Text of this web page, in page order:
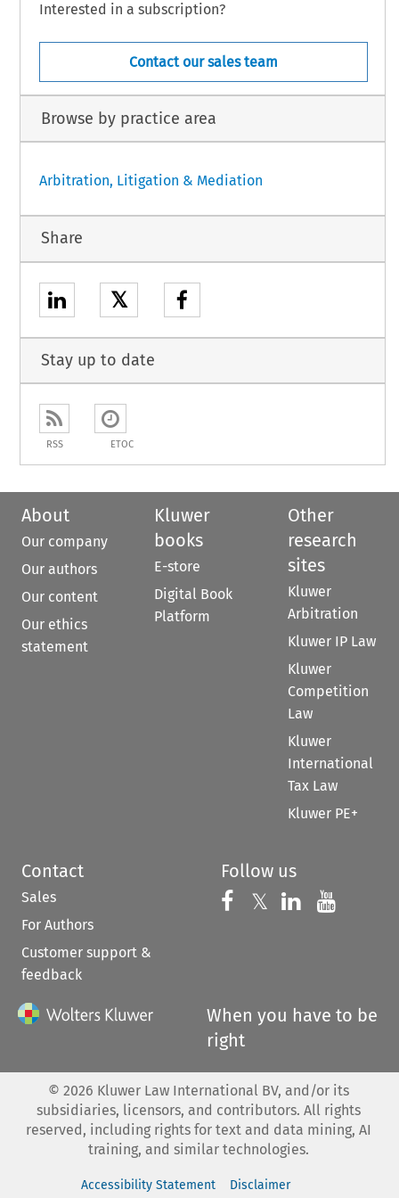
Interested in a subscription?
Contact our sales team
Browse by practice area
Arbitration, Litigation & Mediation
Share
𝕏
Stay up to date
RSS ETOC
About
Our company
Our authors
Our content
Our ethics
statement
Kluwer
books
E-store
Digital Book
Platform
Other
research
sites
Kluwer
Arbitration
Kluwer IP Law
Kluwer
Competition
Law
Kluwer
International
Tax Law
Kluwer PE+
Contact
Sales
For Authors
Customer support &
feedback
Follow us
Follow us on
𝕏 Follow us on
Follow us
When you have to be
right
© 2026 Kluwer Law International BV, and/or its
subsidiaries, licensors, and contributors. All rights
reserved, including rights for text and data mining, AI
training, and similar technologies.
Accessibility Statement Disclaimer